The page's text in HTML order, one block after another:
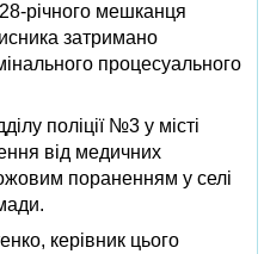
річного мешканця
затримано
процесуального
поліції №3 у місті
від медичних
пораненням у селі
керівник цього